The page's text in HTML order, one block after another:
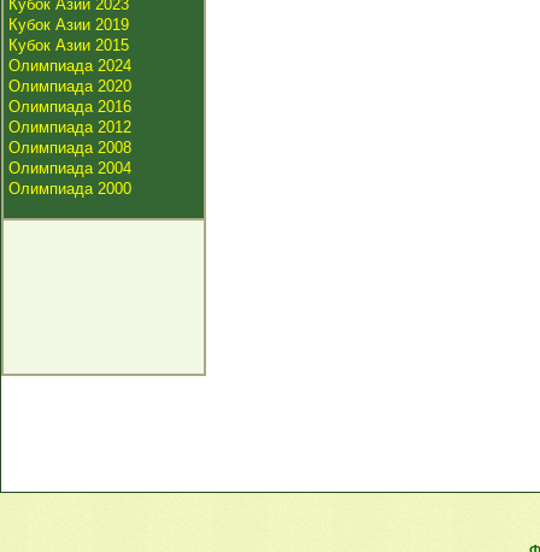
Кубок Азии 2023
Кубок Азии 2019
Кубок Азии 2015
Олимпиада 2024
Олимпиада 2020
Олимпиада 2016
Олимпиада 2012
Олимпиада 2008
Олимпиада 2004
Олимпиада 2000